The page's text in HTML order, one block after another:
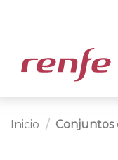
Inicio Conjuntos